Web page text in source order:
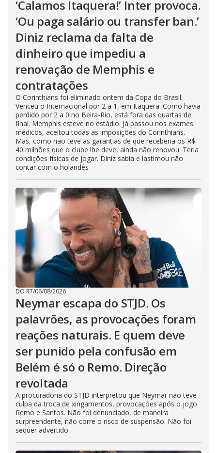
‘Calamos Itaquera!’ Inter provoca.
‘Ou paga salário ou transfer ban.’
Diniz reclama da falta de
dinheiro que impediu a
renovação de Memphis e
contratações
O Corinthians foi eliminado ontem da Copa do Brasil.
Venceu o Internacional por 2 a 1, em Itaquera. Como havia
perdido por 2 a 0 no Beira-Rio, está fora das quartas de
final. Memphis esteve no estádio. Já passou nos exames
médicos, aceitou todas as imposições do Corinthians.
Mas, como não teve as garantias de que receberia os R$
40 milhões que o clube lhe deve, ainda não renovou. Teria
condições físicas de jogar. Diniz sabia e lastimou não
contar com o holandês
DO R7/06/08/2026
Neymar escapa do STJD. Os
palavrões, as provocações foram
reações naturais. E quem deve
ser punido pela confusão em
Belém é só o Remo. Direção
revoltada
A procuradoria do STJD interpretou que Neymar não teve
culpa da troca de xingamentos, provocações após o jogo
Remo e Santos. Não foi denunciado, de maneira
surpreendente, não corre o risco de suspensão. Não foi
sequer advertido